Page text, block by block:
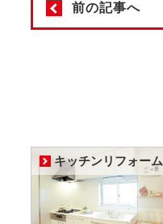
前の記事へ
キッチンリフォーム